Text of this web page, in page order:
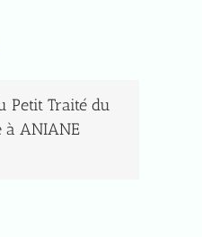
Petit Traité du
à ANIANE